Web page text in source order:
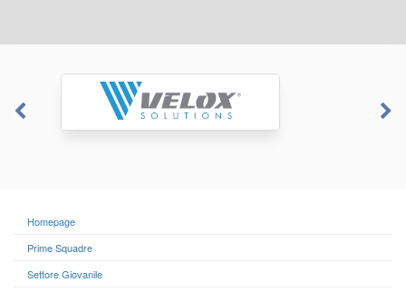
Homepage
Prime Squadre
Settore Giovanile